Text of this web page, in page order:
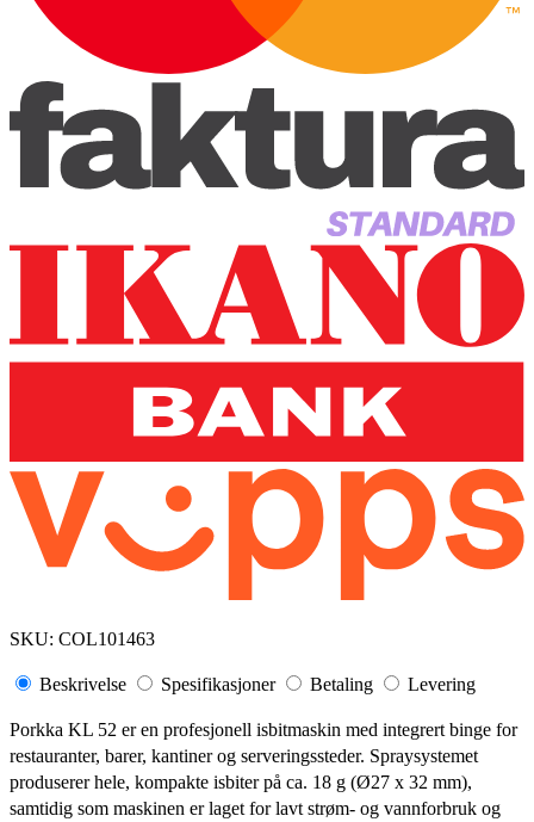
SKU: COL101463
Beskrivelse Spesifikasjoner Betaling Levering
Porkka KL 52 er en profesjonell isbitmaskin med integrert binge for
restauranter, barer, kantiner og serveringssteder. Spraysystemet
produserer hele, kompakte isbiter på ca. 18 g (Ø27 x 32 mm),
samtidig som maskinen er laget for lavt strøm- og vannforbruk og